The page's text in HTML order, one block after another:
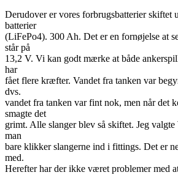
Derudover er vores forbrugsbatterier skiftet
batterier
(LiFePo4). 300 Ah. Det er en fornøjelse at
står på
13,2 V. Vi kan godt mærke at både
har
fået flere kræfter. Vandet fra tanken var
dvs.
vandet fra tanken var fint nok, men når det
smagte det
grimt. Alle slanger blev så skiftet. Jeg
man
bare klikker slangerne ind i fittings. Det er
med.
Herefter har der ikke været problemer med